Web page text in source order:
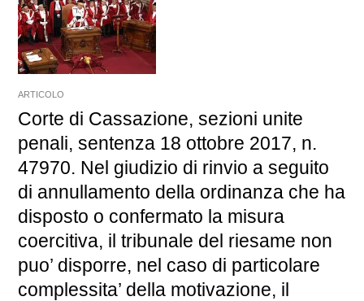
ARTICOLO
Corte di Cassazione, sezioni unite
penali, sentenza 18 ottobre 2017, n.
47970. Nel giudizio di rinvio a seguito
di annullamento della ordinanza che ha
disposto o confermato la misura
coercitiva, il tribunale del riesame non
puo’ disporre, nel caso di particolare
complessita’ della motivazione, il